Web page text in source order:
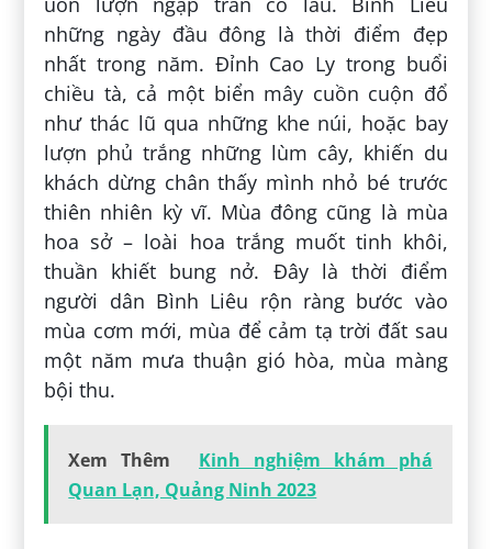
những ngày đầu đông là thời điểm đẹp
nhất trong năm. Đỉnh Cao Ly trong buổi
chiều tà, cả một biển mây cuồn cuộn đổ
như thác lũ qua những khe núi, hoặc bay
lượn phủ trắng những lùm cây, khiến du
khách dừng chân thấy mình nhỏ bé trước
thiên nhiên kỳ vĩ. Mùa đông cũng là mùa
hoa sở – loài hoa trắng muốt tinh khôi,
thuần khiết bung nở. Đây là thời điểm
người dân Bình Liêu rộn ràng bước vào
mùa cơm mới, mùa để cảm tạ trời đất sau
một năm mưa thuận gió hòa, mùa màng
bội thu.
Xem Thêm
Kinh nghiệm khám phá
Quan Lạn, Quảng Ninh 2023